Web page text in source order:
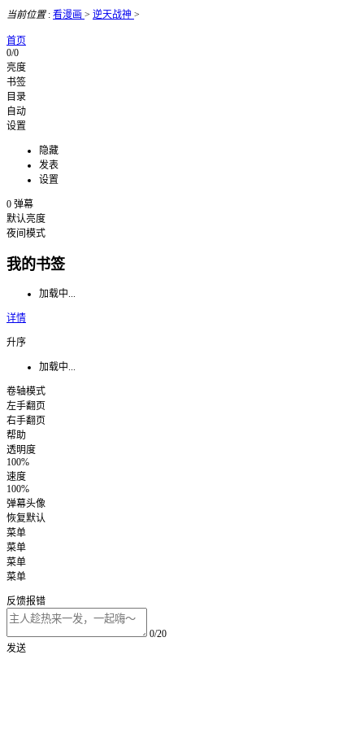
当前位置: 看漫画 > 逆天战神 >
首页
0/0
亮度
书签
目录
自动
设置
隐藏
发表
设置
0 弹幕
默认亮度
夜间模式
我的书签
加载中...
详情
升序
加载中...
卷轴模式
左手翻页
右手翻页
帮助
透明度
100%
速度
100%
弹幕头像
恢复默认
菜单
菜单
菜单
菜单
反馈报错
0/20
发送